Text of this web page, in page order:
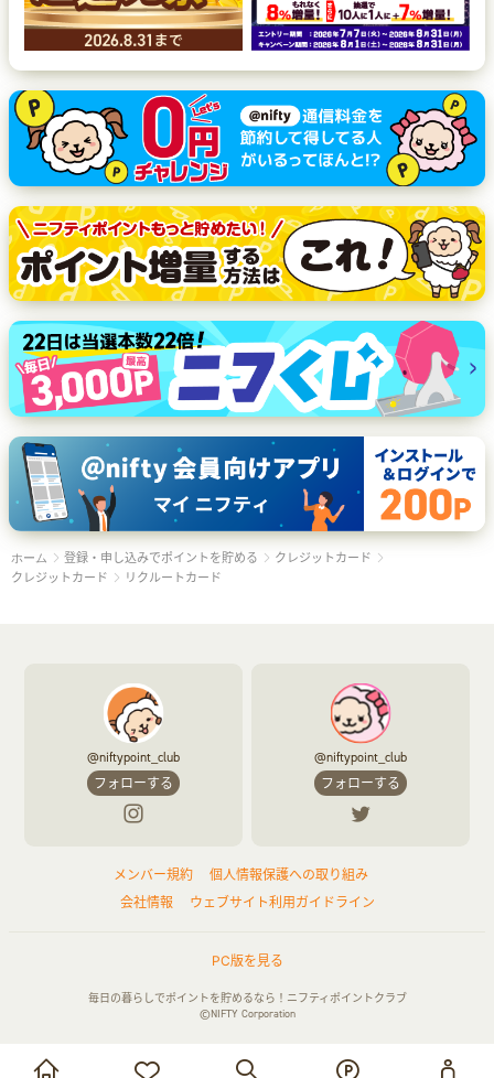
お買い物・サービス利用で貯める
ホーム 登録・申し込みでポイントを貯める
クレジットカード
クレジットカード
リクルートカード
@niftypoint_club
フォローする
@niftypoint_club
フォローする
メンバー規約
個人情報保護への取り組み
会社情報
ウェブサイト利用ガイドライン
PC版を見る
毎日の暮らしでポイントを貯めるなら！ニフティポイントクラブ
©NIFTY Corporation